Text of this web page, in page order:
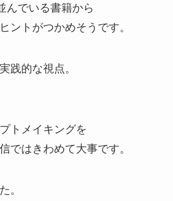
んでいる書籍から
ントがつかめそうです。
践的な視点。
トメイキングを
ではきわめて大事です。
。